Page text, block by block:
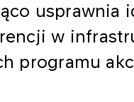
usprawnia
w
programu